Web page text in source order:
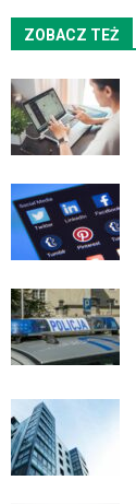
ZOBACZ TEŻ